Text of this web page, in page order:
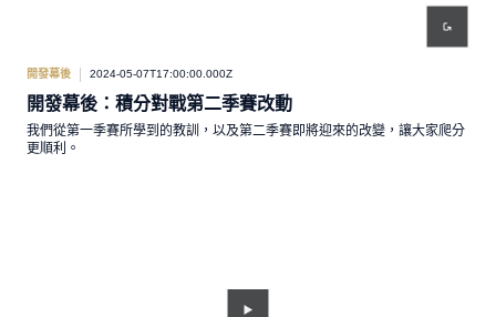
開發幕後 2024-05-07T17:00:00.000Z
開發幕後：積分對戰第二季賽改動
我們從第一季賽所學到的教訓，以及第二季賽即將迎來的改變，讓大家爬分
更順利。